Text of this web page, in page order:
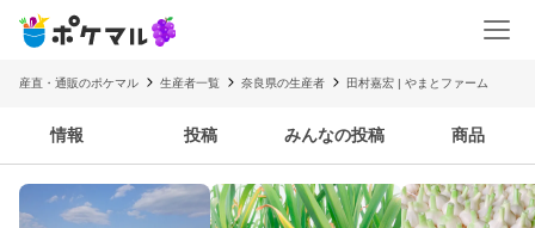
産直・通販のポケマル 生産者一覧 奈良県の生産者 田村嘉宏 | やまとファーム
情報 投稿 みんなの投稿 商品